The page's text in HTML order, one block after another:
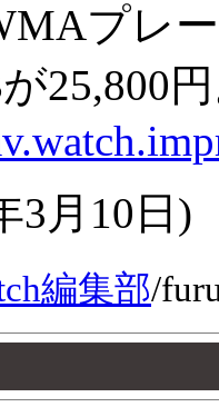
プレ
が25,800
3月10日 )
編集部/